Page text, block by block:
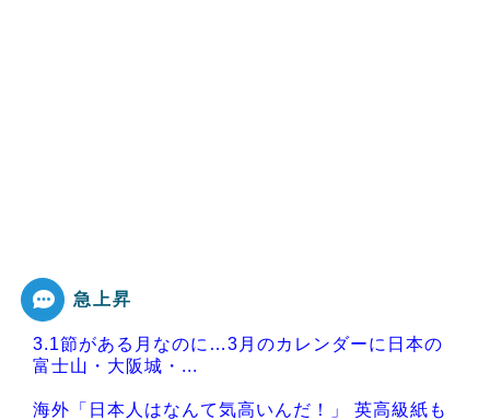
急上昇
3.1節がある月なのに…3月のカレンダーに日本の
富士山・大阪城・...
海外「日本人はなんて気高いんだ！」 英高級紙も